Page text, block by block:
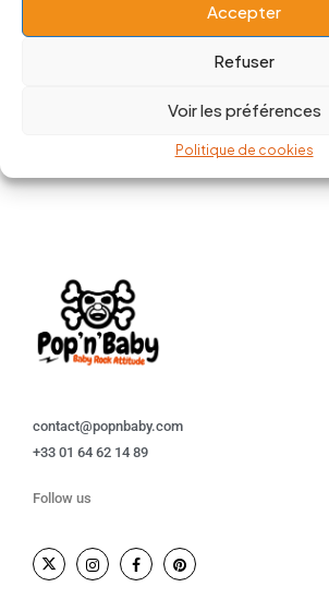
Accepter
Refuser
Voir les préférences
Politique de cookies
contact@popnbaby.com
+33 01 64 62 14 89
Follow us